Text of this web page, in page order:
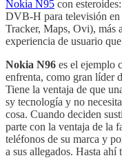
Nokia N95 con
DVB-H para televisión
Tracker, Maps, Ovi), más
experiencia de usuario
Nokia N96 es el ejemplo
enfrenta, como gran líder
Tiene la ventaja de que
sy tecnología y no
cosa. Cuando deciden
parte con la ventaja de la
teléfonos de su marca y
a sus allegados. Hasta ahí